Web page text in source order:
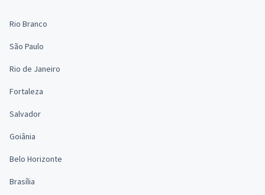
Rio Branco
São Paulo
Rio de Janeiro
Fortaleza
Salvador
Goiânia
Belo Horizonte
Brasília